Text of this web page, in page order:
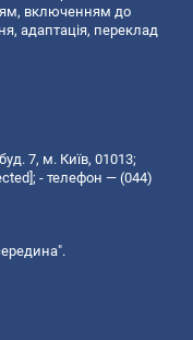
включенням до
адаптація, переклад
7, м. Київ, 01013;
; - телефон — (044)